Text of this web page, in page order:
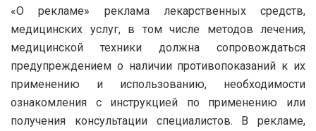
«О рекламе» реклама лекарственных средств,
медицинских услуг, в том числе методов лечения,
медицинской техники должна сопровождаться
предупреждением о наличии противопоказаний к их
применению и использованию, необходимости
ознакомления с инструкцией по применению или
получения консультации специалистов. В рекламе,